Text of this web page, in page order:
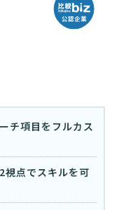
チ項目をフルカス
視点でスキルを可